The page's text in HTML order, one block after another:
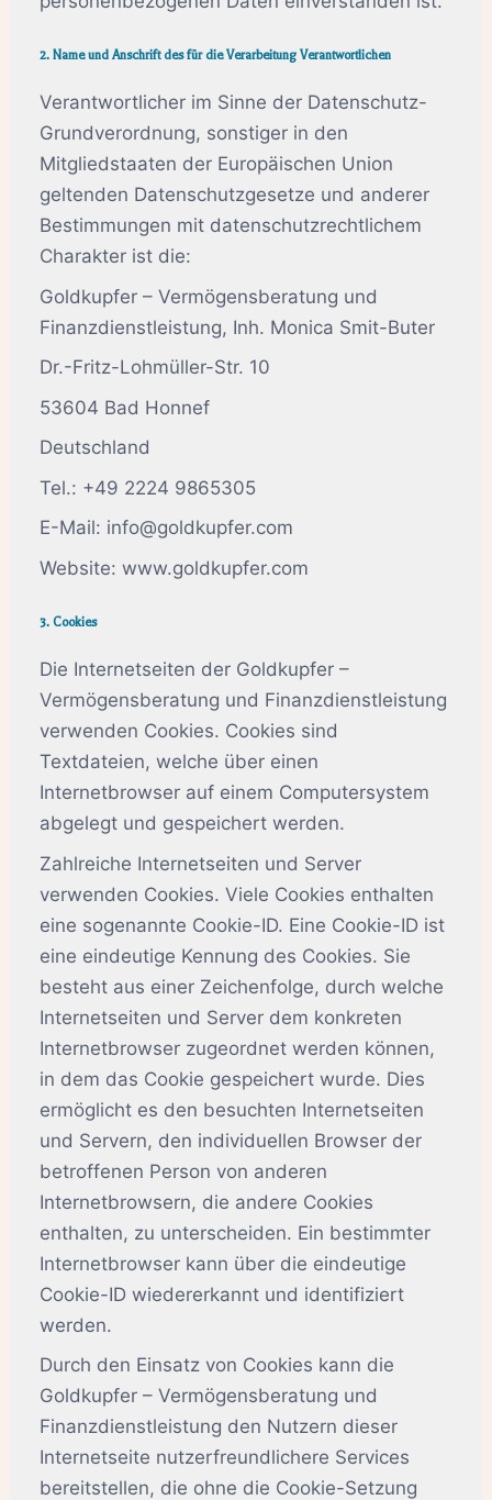
2. Name und Anschrift des für die Verarbeitung Verantwortlichen
Verantwortlicher im Sinne der Datenschutz-
Grundverordnung, sonstiger in den
Mitgliedstaaten der Europäischen Union
geltenden Datenschutzgesetze und anderer
Bestimmungen mit datenschutzrechtlichem
Charakter ist die:
Goldkupfer – Vermögensberatung und
Finanzdienstleistung, Inh. Monica Smit-Buter
Dr.-Fritz-Lohmüller-Str. 10
53604 Bad Honnef
Deutschland
Tel.: +49 2224 9865305
E-Mail: info@goldkupfer.com
Website: www.goldkupfer.com
3. Cookies
Die Internetseiten der Goldkupfer –
Vermögensberatung und Finanzdienstleistung
verwenden Cookies. Cookies sind
Textdateien, welche über einen
Internetbrowser auf einem Computersystem
abgelegt und gespeichert werden.
Zahlreiche Internetseiten und Server
verwenden Cookies. Viele Cookies enthalten
eine sogenannte Cookie-ID. Eine Cookie-ID ist
eine eindeutige Kennung des Cookies. Sie
besteht aus einer Zeichenfolge, durch welche
Internetseiten und Server dem konkreten
Internetbrowser zugeordnet werden können,
in dem das Cookie gespeichert wurde. Dies
ermöglicht es den besuchten Internetseiten
und Servern, den individuellen Browser der
betroffenen Person von anderen
Internetbrowsern, die andere Cookies
enthalten, zu unterscheiden. Ein bestimmter
Internetbrowser kann über die eindeutige
Cookie-ID wiedererkannt und identifiziert
werden.
Durch den Einsatz von Cookies kann die
Goldkupfer – Vermögensberatung und
Finanzdienstleistung den Nutzern dieser
Internetseite nutzerfreundlichere Services
bereitstellen, die ohne die Cookie-Setzung